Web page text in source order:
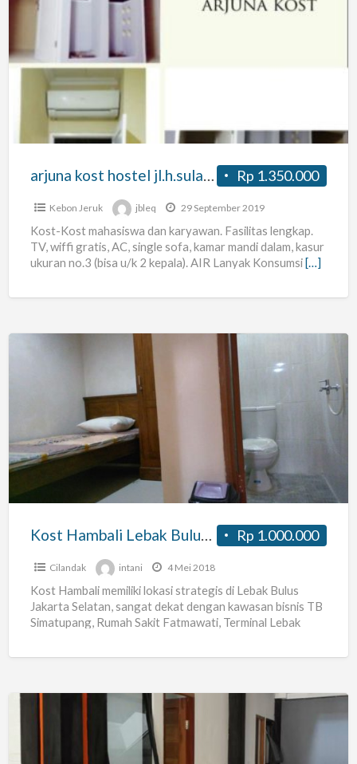
arjuna
hostel
jl.h.sulaeman
Rp 1.350.000
arjuna kost hostel jl.h.sulaeman
Kebon Jeruk jbleq 29 September 2019
Kost-Kost mahasiswa dan karyawan. Fasilitas lengkap.
TV, wiffi gratis, AC, single sofa, kamar mandi dalam, kasur
ukuran no.3 (bisa u/k 2 kepala). AIR Lanyak Konsumsi[…]
Bulus
Jakarta
Rp 1.000.000
Kost Hambali Lebak Bulus Jakarta Selatan
Cilandak intani 4 Mei 2018
Kost Hambali memiliki lokasi strategis di Lebak Bulus
Jakarta Selatan, sangat dekat dengan kawasan bisnis TB
Simatupang, Rumah Sakit Fatmawati, Terminal Lebak
Rumah